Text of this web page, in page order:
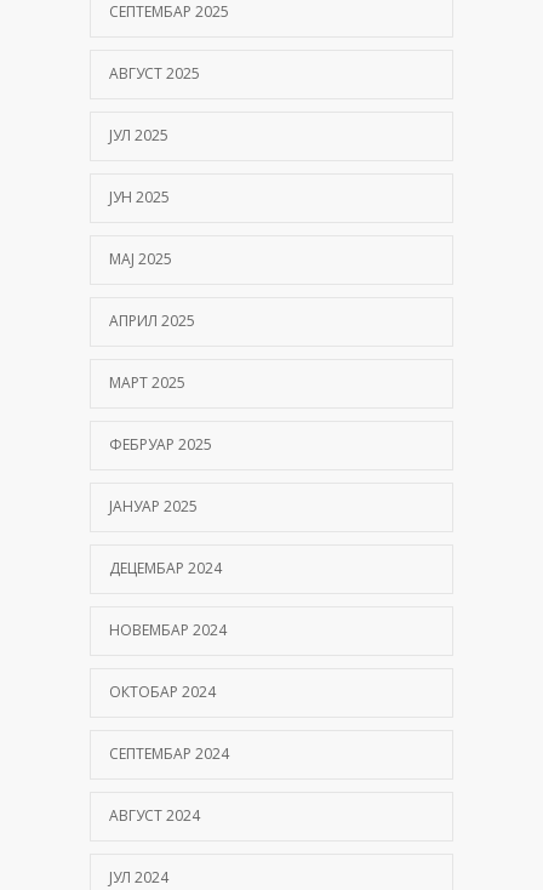
СЕПТЕМБАР 2025
АВГУСТ 2025
ЈУЛ 2025
ЈУН 2025
МАЈ 2025
АПРИЛ 2025
МАРТ 2025
ФЕБРУАР 2025
ЈАНУАР 2025
ДЕЦЕМБАР 2024
НОВЕМБАР 2024
ОКТОБАР 2024
СЕПТЕМБАР 2024
АВГУСТ 2024
ЈУЛ 2024